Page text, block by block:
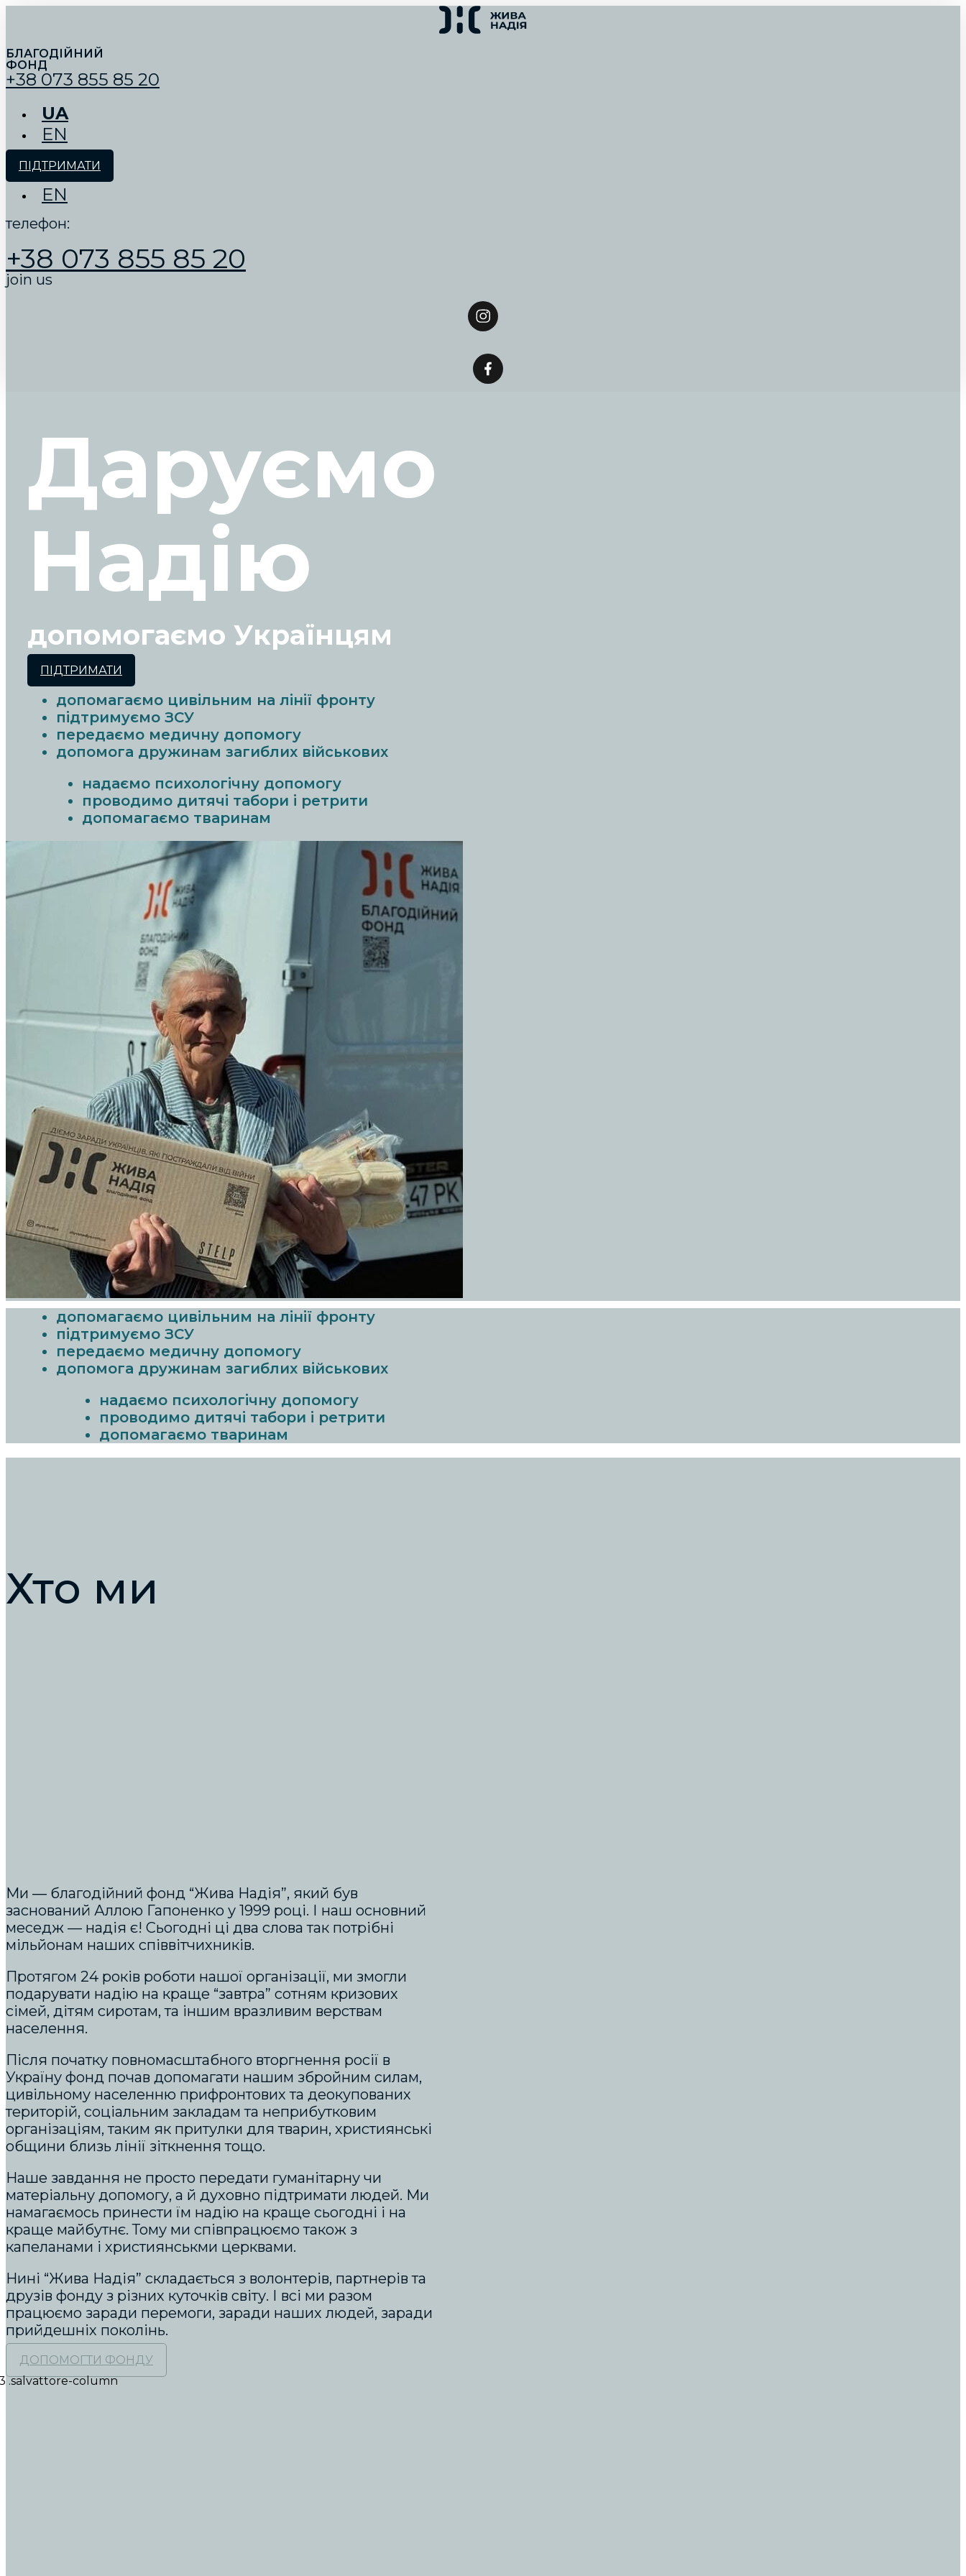
БЛАГОДІЙНИЙ
ФОНД
+38 073 855 85 20
UA
EN
ПІДТРИМАТИ
EN
телефон:
+38 073 855 85 20
join us
Даруємо
Надію
допомогаємо Українцям
ПІДТРИМАТИ
допомагаємо цивільним на лінії фронту
підтримуємо ЗСУ
передаємо медичну допомогу
допомога дружинам загиблих військових
надаємо психологічну допомогу
проводимо дитячі табори і ретрити
допомагаємо тваринам
допомагаємо цивільним на лінії фронту
підтримуємо ЗСУ
передаємо медичну допомогу
допомога дружинам загиблих військових
надаємо психологічну допомогу
проводимо дитячі табори і ретрити
допомагаємо тваринам
Хто ми
Ми ― благодійний фонд “Жива Надія”, який був
заснований Аллою Гапоненко у 1999 році. І наш основний
меседж — надія є! Сьогодні ці два слова так потрібні
мільйонам наших співвітчихників.
Протягом 24 років роботи нашої організації, ми змогли
подарувати надію на краще “завтра” сотням кризових
сімей, дітям сиротам, та іншим вразливим верствам
населення.
Після початку повномасштабного вторгнення росії в
Україну фонд почав допомагати нашим збройним силам,
цивільному населенню прифронтових та деокупованих
територій, соціальним закладам та неприбутковим
організаціям, таким як притулки для тварин, християнські
общини близь лінії зіткнення тощо.
Наше завдання не просто передати гуманітарну чи
матеріальну допомогу, а й духовно підтримати людей. Ми
намагаємось принести їм надію на краще сьогодні і на
краще майбутнє. Тому ми співпрацюємо також з
капеланами і християнськми церквами.
Нині “Жива Надія” складається з волонтерів, партнерів та
друзів фонду з різних куточків світу. І всі ми разом
працюємо заради перемоги, заради наших людей, заради
прийдешніх поколінь.
ДОПОМОГТИ ФОНДУ